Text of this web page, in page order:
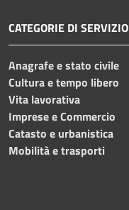
CATEGORIE DI SERVIZIO
Anagrafe e stato civile
Cultura e tempo libero
Vita lavorativa
Imprese e Commercio
Catasto e urbanistica
Mobilità e trasporti